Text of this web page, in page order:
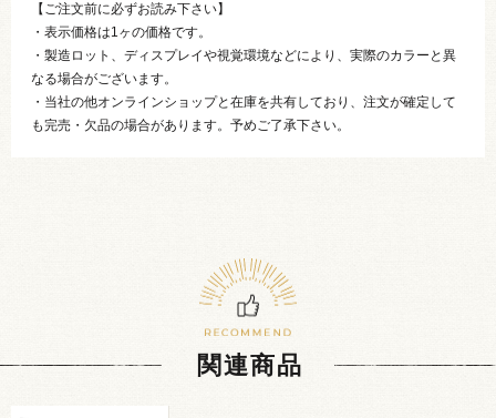
【ご注文前に必ずお読み下さい】
・表示価格は1ヶの価格です。
・製造ロット、ディスプレイや視覚環境などにより、実際のカラーと異
なる場合がございます。
・当社の他オンラインショップと在庫を共有しており、注文が確定して
も完売・欠品の場合があります。予めご了承下さい。
関連商品